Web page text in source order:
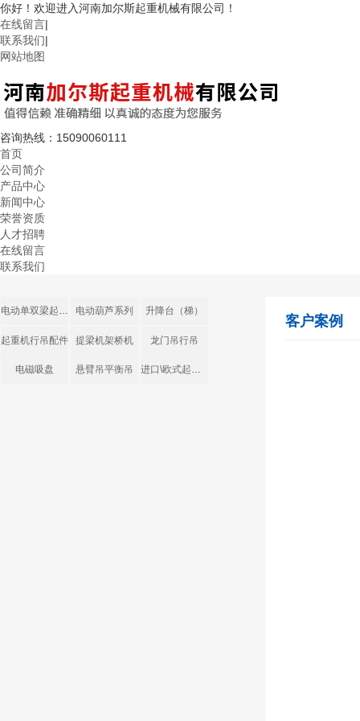
你好！欢迎进入河南加尔斯起重机械有限公司！
在线留言|
联系我们|
网站地图
咨询热线： 15090060111
首页
公司简介
产品中心
新闻中心
荣誉资质
人才招聘
在线留言
联系我们
电动单双梁起重机 电动葫芦系列 升降台（梯）
起重机行吊配件 提梁机架桥机 龙门吊行吊
电磁吸盘 悬臂吊平衡吊 进口\欧式起重机
客户案例